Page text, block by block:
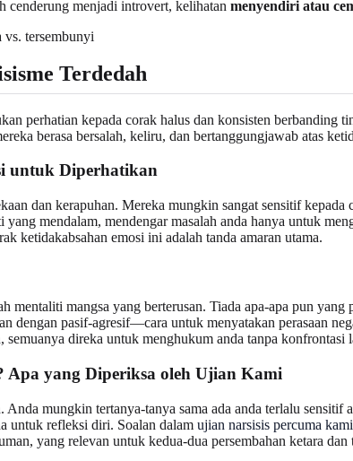
cenderung menjadi introvert, kelihatan menyendiri atau
Terdedah
perhatian kepada corak halus dan konsisten
berasa bersalah, keliru, dan bertanggungjawab atas
untuk Diperhatikan
dan kerapuhan. Mereka mungkin sangat sensitif
mendalam, mendengar masalah anda hanya untuk
ketidakabsahan emosi ini adalah tanda amaran utama.
mentaliti mangsa yang berterusan. Tiada apa-apa pun
dengan pasif-agresif—cara untuk menyatakan perasaan
direka untuk menghukum anda tanpa konfrontasi
Apa yang Diperiksa oleh Ujian Kami
mungkin tertanya-tanya sama ada anda terlalu sensitif
untuk refleksi diri. Soalan dalam ujian narsisis percuma kami
yang relevan untuk kedua-dua persembahan ketara dan